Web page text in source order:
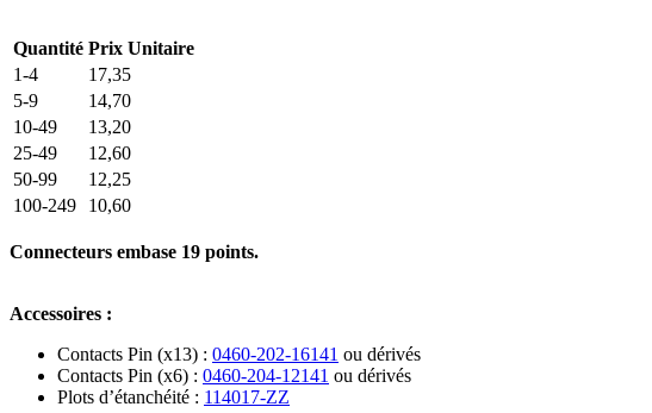
Quantité Prix Unitaire
1-4
17,35
5-9
14,70
10-49
13,20
25-49
12,60
50-99
12,25
100-249
10,60
Connecteurs embase 19 points.
Accessoires :
Contacts Pin (x13) : 0460-202-16141 ou dérivés
Contacts Pin (x6) : 0460-204-12141 ou dérivés
Plots d’étanchéité : 114017-ZZ